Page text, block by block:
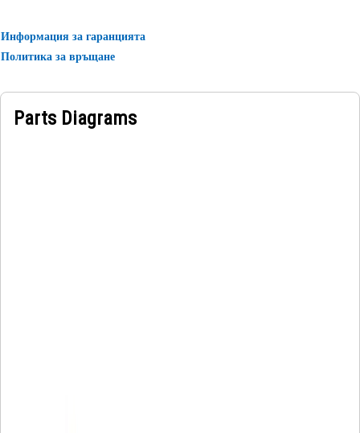
Информация за гаранцията
Политика за връщане
Parts Diagrams